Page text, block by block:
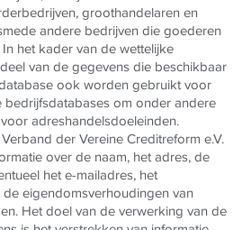
groothandelaren en
andere bedrijven die goederen
het kader van de wettelijke
van de gegevens die beschikbaar
ook worden gebruikt voor
bedrijfsdatabases om onder andere
adreshandelsdoeleinden.
der Vereine Creditreform e.V.
over de naam, het adres, de
het e-mailadres, het
eigendomsverhoudingen van
Het doel van de verwerking van de